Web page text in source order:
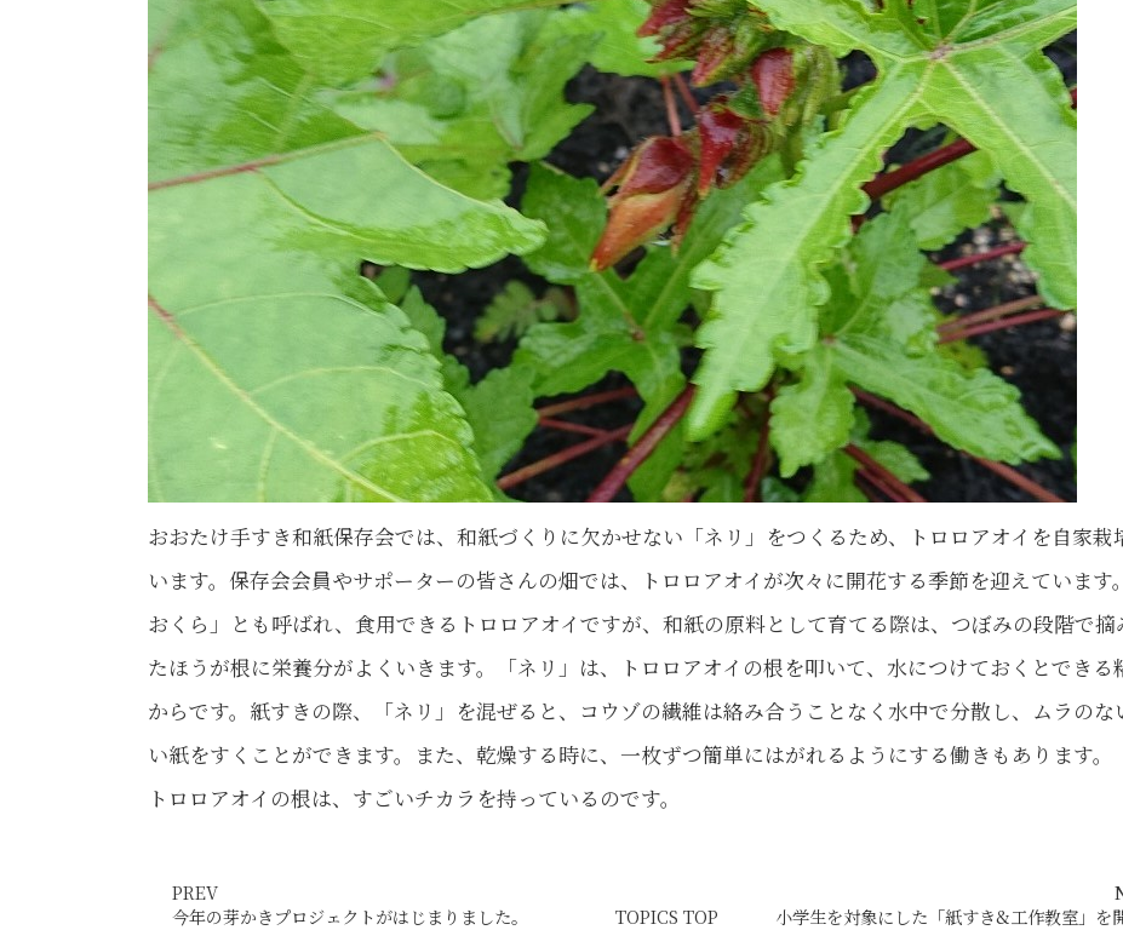
おおたけ手すき和紙保存会では、和紙づくりに欠かせない「ネリ」をつくるため、トロロアオイを自家栽
います。保存会会員やサポーターの皆さんの畑では、トロロアオイが次々に開花する季節を迎えています
おくら」とも呼ばれ、食用できるトロロアオイですが、和紙の原料として育てる際は、つぼみの段階で摘
たほうが根に栄養分がよくいきます。「ネリ」は、トロロアオイの根を叩いて、水につけておくとできる
からです。紙すきの際、「ネリ」を混ぜると、コウゾの繊維は絡み合うことなく水中で分散し、ムラのな
い紙をすくことができます。また、乾燥する時に、一枚ずつ簡単にはがれるようにする働きもあります。
トロロアオイの根は、すごいチカラを持っているのです。
PREV
今年の芽かきプロジェクトがはじまりました。
TOPICS TOP
小学生を対象にした「紙すき&工作教室」を